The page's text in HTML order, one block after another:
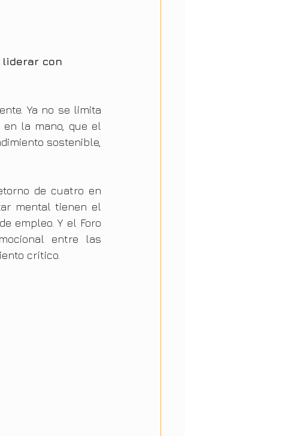
con
Ya no se limita
la mano, que el
sostenible,
de cuatro en
mental tienen el
empleo. Y el Foro
entre las
crítico.